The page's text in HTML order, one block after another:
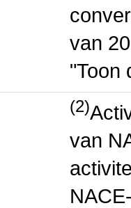
van
"Toon
(2)
van